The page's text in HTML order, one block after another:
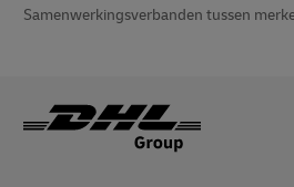
Samenwerkingsverbanden tussen